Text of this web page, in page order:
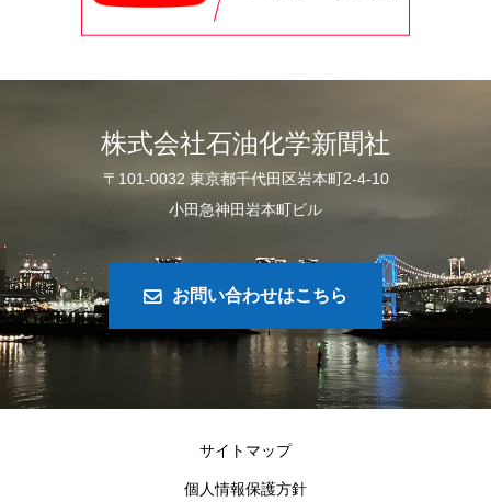
株式会社石油化学新聞社
〒101-0032 東京都千代田区岩本町2-4-10
小田急神田岩本町ビル
お問い合わせはこちら
サイトマップ
個人情報保護方針